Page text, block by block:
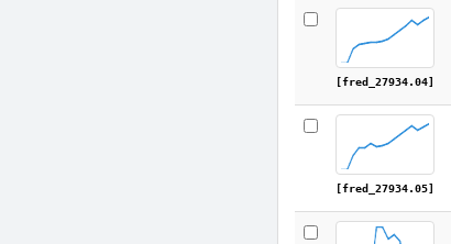
[fred_27934.04]
[fred_27934.05]